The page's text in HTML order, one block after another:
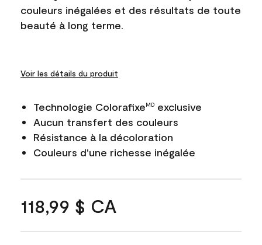
couleurs inégalées et des résultats de toute
beauté à long terme.
Voir les détails du produit
Technologie ColorafixeMD exclusive
Aucun transfert des couleurs
Résistance à la décoloration
Couleurs d'une richesse inégalée
118,99 $ CA